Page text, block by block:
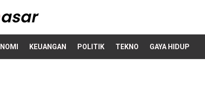
KEUANGAN POLITIK TEKNO GAYA HIDUP